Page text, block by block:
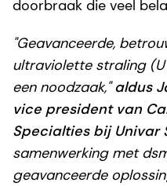
doorbraak die veel
"Geavanceerde,
ultraviolette straling
een noodzaak,"aldus
vice president van
Specialties bij Univar
samenwerking met
geavanceerde